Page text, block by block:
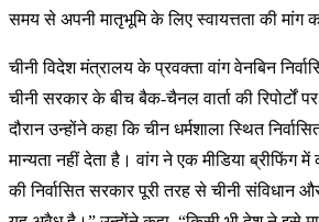
समय से अपनी मातृभूमि के लिए स्वायत्तता की मांग
चीनी विदेश मंत्रालय के प्रवक्ता वांग वेनबिन
चीनी सरकार के बीच बैक-चैनल वार्ता की रिपोर्टों
दौरान उन्होंने कहा कि चीन धर्मशाला स्थित
मान्यता नहीं देता है। वांग ने एक मीडिया ब्रीफिंग
की निर्वासित सरकार पूरी तरह से चीनी संविधान